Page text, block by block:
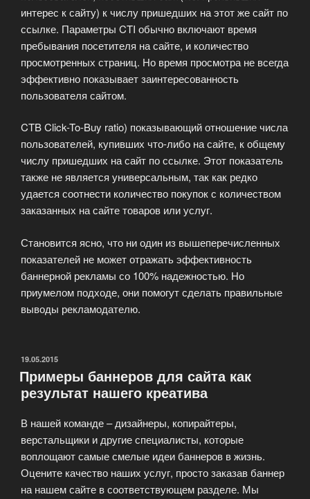
интерес к сайту) к числу пришедших на этот же сайт по
ссылке. Параметры CTI обычно включают время
пребывания посетителя на сайте, и количество
просмотренных страниц. Но время просмотра не всегда
эффективно показывает заинтересованность
пользователя сайтом.
CTB Click-To-Buy ratio) показывающий отношение числа
пользователей, купивших что-либо на сайте, к общему
числу пришедших на сайт по ссылке. Этот показатель
также не является универсальным, так как редко
удается соотнести количество покупок с количеством
заказанных на сайте товаров или услуг.
Становится ясно, что ни один из вышеперечисленных
показателей не может отражать эффективность
баннерной рекламы со 100% надежностью. Но
приумелом подходе, они помогут сделать правильные
выводы рекламодателю.
ОПУБЛИКОВАНО
19.05.2015
Примеры баннеров для сайта как
результат нашего креатива
В нашей команде – дизайнеры, копирайтеры,
верстальщики и другие специалисты, которые
воплощают самые смелые идеи баннеров в жизнь.
Оцените качество наших услуг, просто заказав баннер
на нашем сайте в соответствующем разделе. Мы